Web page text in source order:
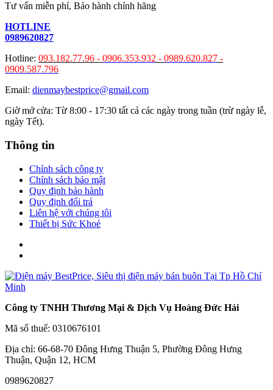
Tư vấn miễn phí, Bảo hành chính hãng
HOTLINE
0989620827
Hotline: 093.182.77.96 - 0906.353.932 - 0989.620.827 -
0909.587.796
Email: dienmaybestprice@gmail.com
Giờ mở cửa: Từ 8:00 - 17:30 tất cả các ngày trong tuần (trừ ngày lễ,
ngày Tết).
Thông tin
Chính sách công ty
Chính sách bảo mật
Quy định bảo hành
Quy định đổi trả
Liên hệ với chúng tôi
Thiết bị Sức Khoẻ
Công ty TNHH Thương Mại & Dịch Vụ Hoàng Đức Hải
Mã số thuế: 0310676101
Địa chỉ: 66-68-70 Đông Hưng Thuận 5, Phường Đông Hưng
Thuận, Quận 12, HCM
0989620827